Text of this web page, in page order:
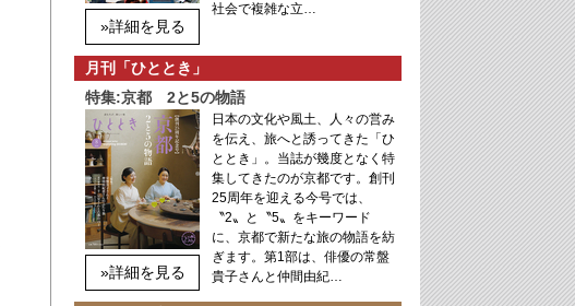
»詳細を見る
社会で複雑な立…
月刊「ひととき」
特集:京都 2と5の物語
»詳細を見る
日本の文化や風土、人々の営み
を伝え、旅へと誘ってきた「ひ
ととき」。当誌が幾度となく特
集してきたのが京都です。創刊
25周年を迎える今号では、
〝2〟と〝5〟をキーワード
に、京都で新たな旅の物語を紡
ぎます。第1部は、俳優の常盤
貴子さんと仲間由紀…